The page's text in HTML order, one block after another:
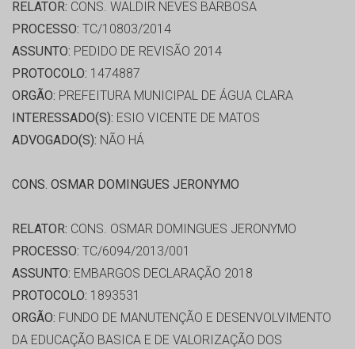
RELATOR: CONS. WALDIR NEVES BARBOSA
PROCESSO: TC/10803/2014
ASSUNTO: PEDIDO DE REVISÃO 2014
PROTOCOLO: 1474887
ORGÃO: PREFEITURA MUNICIPAL DE ÁGUA CLARA
INTERESSADO(S): ESIO VICENTE DE MATOS
ADVOGADO(S): NÃO HÁ
CONS. OSMAR DOMINGUES JERONYMO
RELATOR: CONS. OSMAR DOMINGUES JERONYMO
PROCESSO: TC/6094/2013/001
ASSUNTO: EMBARGOS DECLARAÇÃO 2018
PROTOCOLO: 1893531
ORGÃO: FUNDO DE MANUTENÇÃO E DESENVOLVIMENTO
DA EDUCAÇÃO BASICA E DE VALORIZAÇÃO DOS